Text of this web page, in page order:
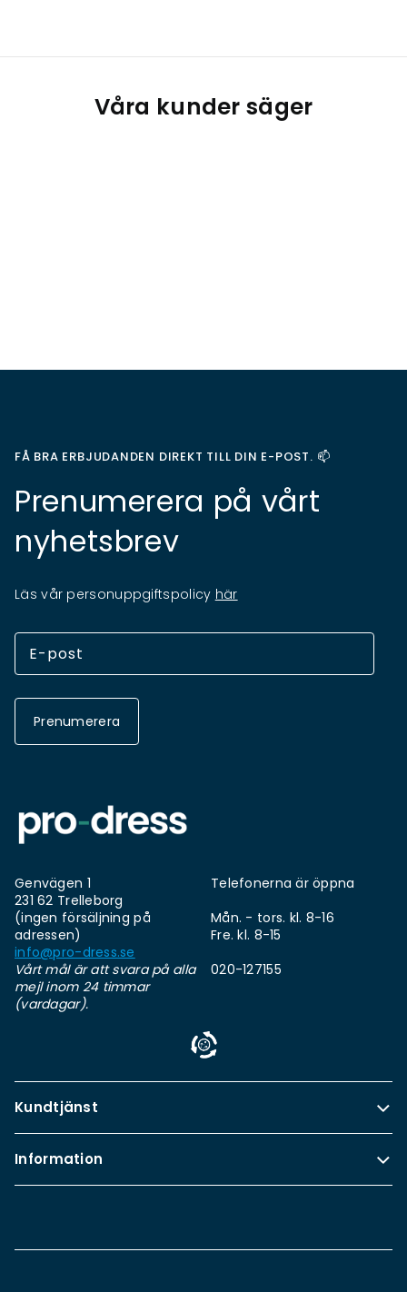
Våra kunder säger
FÅ BRA ERBJUDANDEN DIREKT TILL DIN E-POST. 📫
Prenumerera på vårt
nyhetsbrev
Läs vår personuppgiftspolicy här
Prenumerera
Genvägen 1
231 62 Trelleborg
(ingen försäljning på
adressen)
info@pro-dress.se
Vårt mål är att svara på alla
mejl inom 24 timmar
(vardagar).
Telefonerna är öppna
Mån. - tors. kl. 8-16
Fre. kl. 8-15
020-127155
Kundtjänst
Information